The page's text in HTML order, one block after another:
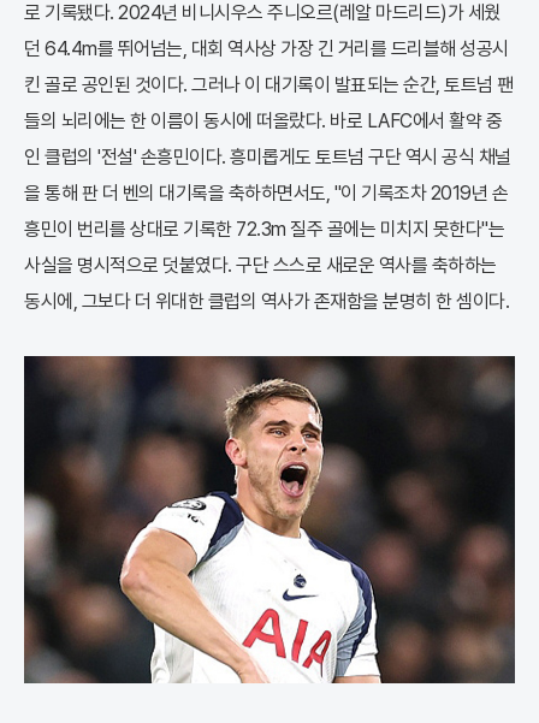
로 기록됐다. 2024년 비니시우스 주니오르(레알 마드리드)가 세웠
던 64.4m를 뛰어넘는, 대회 역사상 가장 긴 거리를 드리블해 성공시
킨 골로 공인된 것이다. 그러나 이 대기록이 발표되는 순간, 토트넘 팬
들의 뇌리에는 한 이름이 동시에 떠올랐다. 바로 LAFC에서 활약 중
인 클럽의 '전설' 손흥민이다. 흥미롭게도 토트넘 구단 역시 공식 채널
을 통해 판 더 벤의 대기록을 축하하면서도, "이 기록조차 2019년 손
흥민이 번리를 상대로 기록한 72.3m 질주 골에는 미치지 못한다"는
사실을 명시적으로 덧붙였다. 구단 스스로 새로운 역사를 축하하는
동시에, 그보다 더 위대한 클럽의 역사가 존재함을 분명히 한 셈이다.